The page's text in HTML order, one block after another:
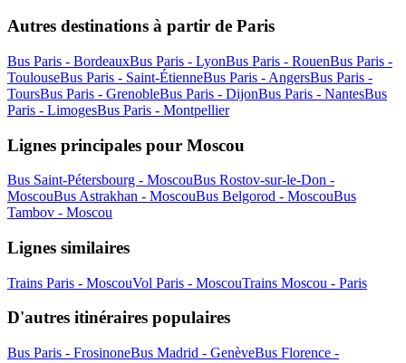
Autres destinations à partir de Paris
Bus Paris - BordeauxBus Paris - LyonBus Paris - RouenBus Paris -
ToulouseBus Paris - Saint-ÉtienneBus Paris - AngersBus Paris -
ToursBus Paris - GrenobleBus Paris - DijonBus Paris - NantesBus
Paris - LimogesBus Paris - Montpellier
Lignes principales pour Moscou
Bus Saint-Pétersbourg - MoscouBus Rostov-sur-le-Don -
MoscouBus Astrakhan - MoscouBus Belgorod - MoscouBus
Tambov - Moscou
Lignes similaires
Trains Paris - MoscouVol Paris - MoscouTrains Moscou - Paris
D'autres itinéraires populaires
Bus Paris - FrosinoneBus Madrid - GenèveBus Florence -